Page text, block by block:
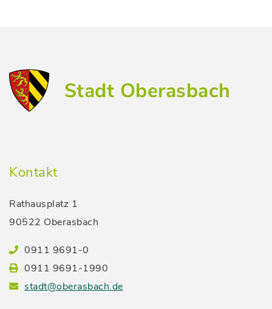
Stadt Oberasbach
Kontakt
Rathausplatz 1
90522 Oberasbach
0911 9691-0
0911 9691-1990
stadt@oberasbach.de